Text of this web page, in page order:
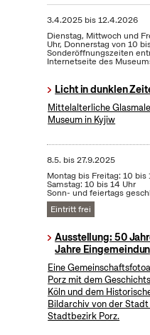
3.4.2025bis12.4.2026
Dienstag, Mittwoch und
Uhr, Donnerstag von 10
Sonderöffnungszeiten
Internetseite des
Licht in dunklen
Mittelalterliche
Museum in Kyjiw
8.5. bis27.9.2025
Montag bis Freitag: 10 bis
Samstag: 10 bis 14 Uhr
Sonn- und feiertags
Eintritt frei
Ausstellung: 50
Jahre
Eine
Porz mit dem
Köln und dem
Bildarchiv von der
Stadtbezirk Porz.